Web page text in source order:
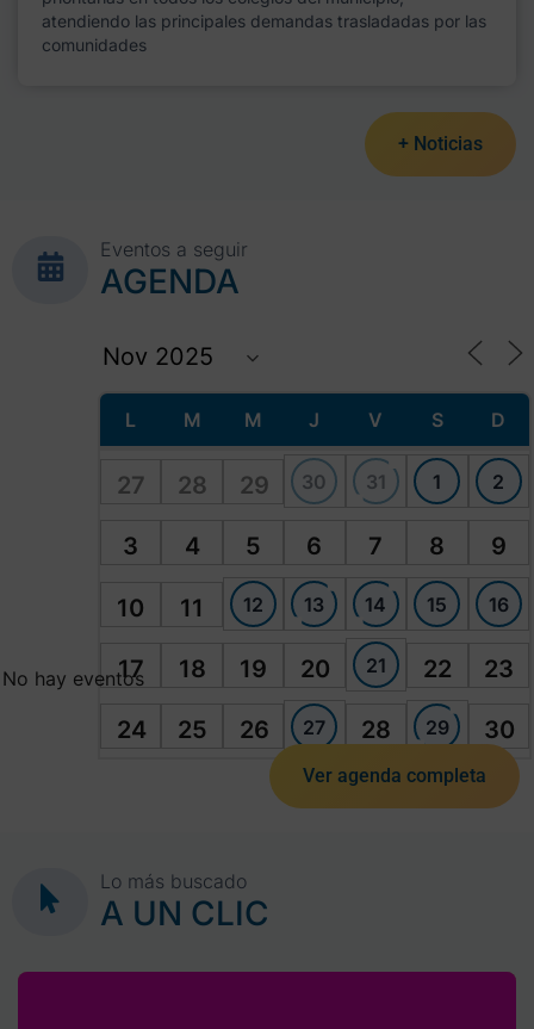
atendiendo las principales demandas trasladadas por las
comunidades
+ Noticias
Eventos a seguir
AGENDA
L M M J V S D
27 28 29 30 31 1 2
3 4 5 6 7 8 9
10 11 12 13 14 15 16
17 18 19 20 21 22 23
24 25 26 27 28 29 30
No hay eventos
Ver agenda completa
Lo más buscado
A UN CLIC